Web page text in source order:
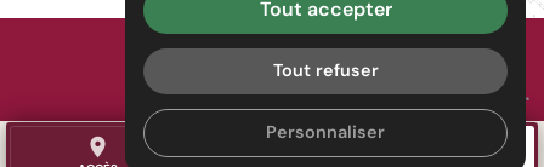
place
Guide local
Informations complémentaires
Mentions légales
Tout accepter
Tout refuser
Personnaliser